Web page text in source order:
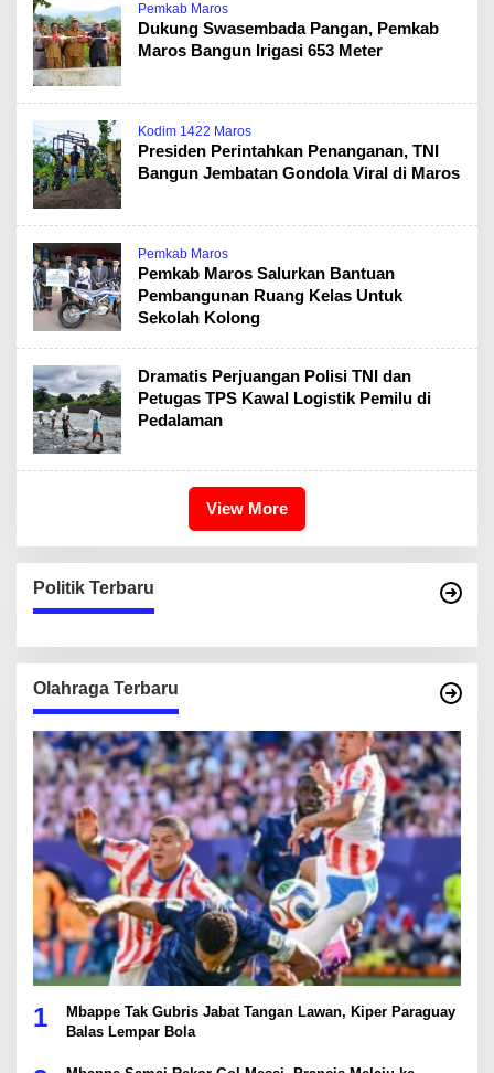
Pemkab Maros
Dukung Swasembada Pangan, Pemkab
Maros Bangun Irigasi 653 Meter
Kodim 1422 Maros
Presiden Perintahkan Penanganan, TNI
Bangun Jembatan Gondola Viral di Maros
Pemkab Maros
Pemkab Maros Salurkan Bantuan
Pembangunan Ruang Kelas Untuk
Sekolah Kolong
Dramatis Perjuangan Polisi TNI dan
Petugas TPS Kawal Logistik Pemilu di
Pedalaman
View More
Politik Terbaru
Olahraga Terbaru
1
Mbappe Tak Gubris Jabat Tangan Lawan, Kiper Paraguay
Balas Lempar Bola